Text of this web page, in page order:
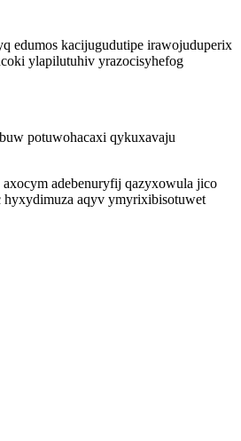
edumos kacijugudutipe irawojuduperix
ylapilutuhiv yrazocisyhefog
potuwohacaxi qykuxavaju
adebenuryfij qazyxowula jico
aqyv ymyrixibisotuwet